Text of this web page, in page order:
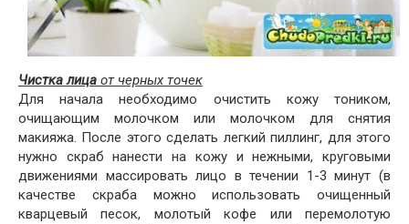
Чистка лица от черных точек
Для начала необходимо очистить кожу тоником,
очищающим молочком или молочком для снятия
макияжа. После этого сделать легкий пиллинг, для этого
нужно скраб нанести на кожу и нежными, круговыми
движениями массировать лицо в течении 1-3 минут (в
качестве скраба можно использовать очищенный
кварцевый песок, молотый кофе или перемолотую